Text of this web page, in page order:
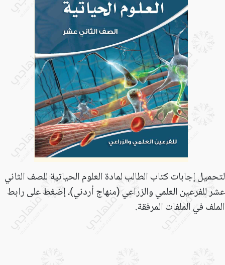
لتحميل إجابات كتاب الطالب لمادة العلوم الحياتية للصف الثاني
عشر للفرعين العلمي والزراعي (منهاج أردني)،إضغط على رابط
الملف في الملفات المرفقة.